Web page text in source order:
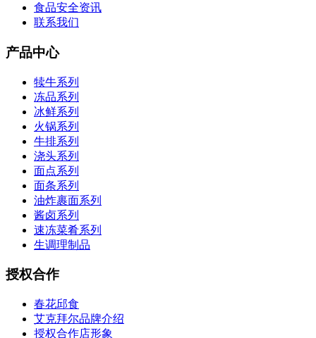
食品安全资讯
联系我们
产品中心
犊牛系列
冻品系列
冰鲜系列
火锅系列
牛排系列
浇头系列
面点系列
面条系列
油炸裹面系列
酱卤系列
速冻菜肴系列
生调理制品
授权合作
春花邱食
艾克拜尔品牌介绍
授权合作店形象